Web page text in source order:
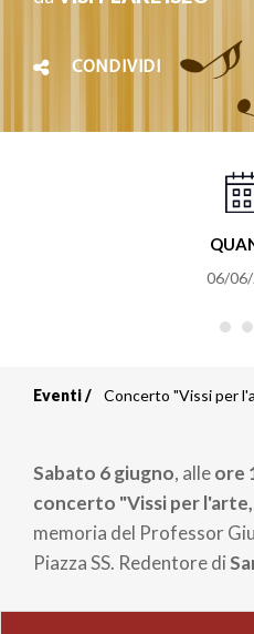
CONDIVIDI
06/
di
pane
Eventi Concerto "Vissi per
Sabato 6 giugno, alleore
concerto "Vissi per
memoria del Professor
Piazza SS. Redentore di